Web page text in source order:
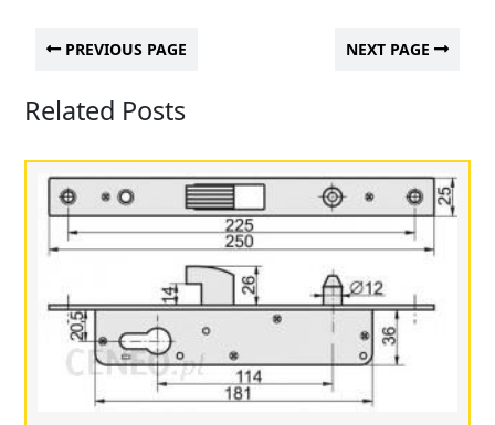
PREVIOUS PAGE NEXT PAGE
Related Posts